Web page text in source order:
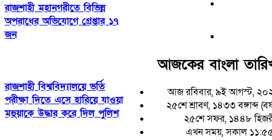
রাজশাহী মহানগরীতে বিভিন্ন
অপরাধের অভিযোগে গ্রেপ্তার ১৭
জন
রাজশাহী বিশ্ববিদ্যালয়ে ভর্তি
পরীক্ষা দিতে এসে হারিয়ে যাওয়া
মহুয়াকে উদ্ধার করে দিল পুলিশ
আজকের বাংলা
আজ রবিবার, ৯ই আগস্ট,
২৫শে শ্রাবণ, ১৪৩৩ বঙ্গাব্দ
২৫শে সফর, ১৪৪৮
এখন সময়, সকাল